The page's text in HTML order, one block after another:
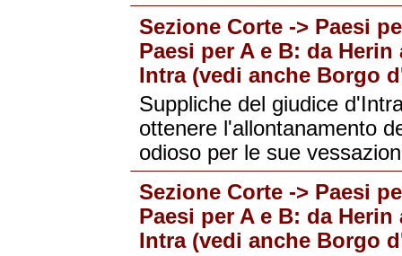
Sezione Corte -> Paesi
Paesi per A e B: da
Intra (vedi anche Borgo
Suppliche del giudice
ottenere l'allontanamento
odioso per le sue
Sezione Corte -> Paesi
Paesi per A e B: da
Intra (vedi anche Borgo